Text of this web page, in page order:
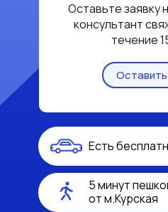
Есть
5 минут
от м.Курская
Оставьте заявку
консультант
течение
Оставить